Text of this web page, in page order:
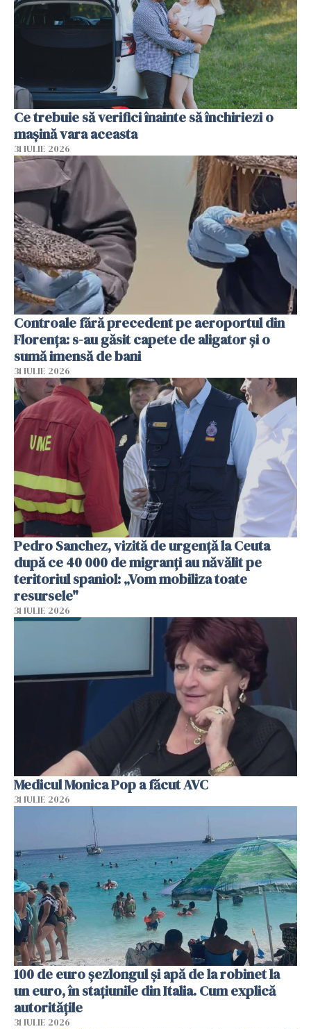
Ce trebuie să verifici înainte să închiriezi o
mașină vara aceasta
31 IULIE 2026
Controale fără precedent pe aeroportul din
Florența: s-au găsit capete de aligator și o
sumă imensă de bani
31 IULIE 2026
Pedro Sanchez, vizită de urgență la Ceuta
după ce 40 000 de migranți au năvălit pe
teritoriul spaniol: „Vom mobiliza toate
resursele"
31 IULIE 2026
Medicul Monica Pop a făcut AVC
31 IULIE 2026
100 de euro șezlongul și apă de la robinet la
un euro, în stațiunile din Italia. Cum explică
autoritățile
31 IULIE 2026